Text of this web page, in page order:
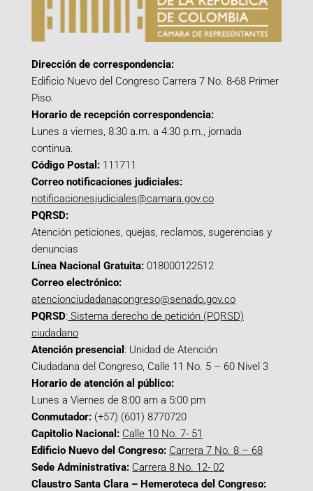
Dirección de correspondencia:
Edificio Nuevo del Congreso Carrera 7 No. 8-68 Primer
Piso.
Horario de recepción correspondencia:
Lunes a viernes, 8:30 a.m. a 4:30 p.m., jornada
continua.
Código Postal: 111711
Correo notificaciones judiciales:
notificacionesjudiciales@camara.gov.co
PQRSD:
Atención peticiones, quejas, reclamos, sugerencias y
denuncias
Línea Nacional Gratuita: 018000122512
Correo electrónico:
atencionciudadanacongreso@senado.gov.co
PQRSD: Sistema derecho de petición (PQRSD)
ciudadano
Atención presencial : Unidad de Atención
Ciudadana del Congreso, Calle 11 No. 5 – 60 Nivel 3
Horario de atención al público:
Lunes a Viernes de 8:00 am a 5:00 pm
Conmutador: (+57) (601) 8770720
Capitolio Nacional: Calle 10 No. 7- 51
Edificio Nuevo del Congreso: Carrera 7 No. 8 – 68
Sede Administrativa: Carrera 8 No. 12- 02
Claustro Santa Clara – Hemeroteca del Congreso: